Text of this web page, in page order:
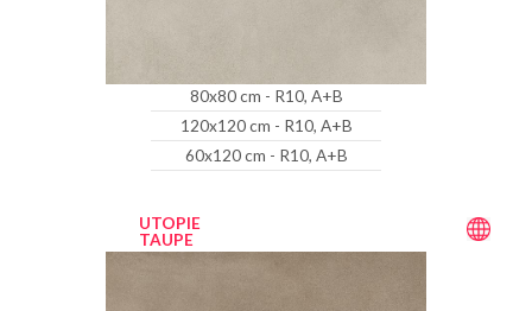
80x80 cm - R10, A+B
120x120 cm - R10, A+B
60x120 cm - R10, A+B
UTOPIE
TAUPE